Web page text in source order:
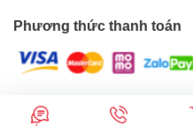
Phương thức thanh toán
CÔNG TY TNHH MTV GICI |